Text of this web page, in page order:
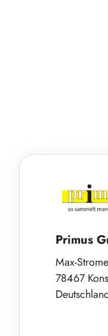
Primus
Max-
78467